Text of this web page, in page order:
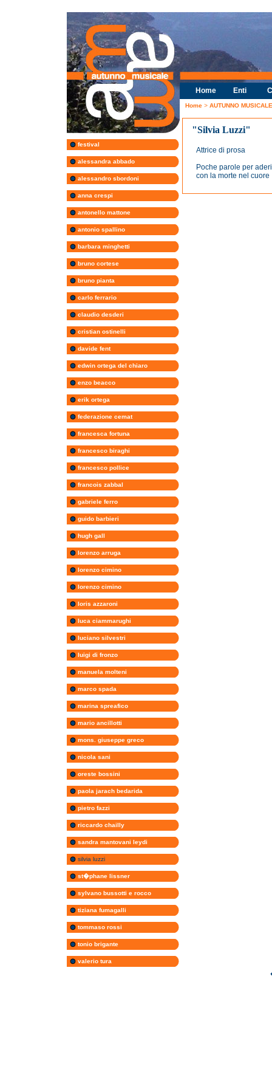
festival
alessandra abbado
alessandro sbordoni
anna crespi
antonello mattone
antonio spallino
barbara minghetti
bruno cortese
bruno pianta
carlo ferrario
claudio desderi
cristian ostinelli
davide fent
edwin ortega del chiaro
enzo beacco
erik ortega
federazione cemat
francesca fortuna
francesco biraghi
francesco pollice
francois zabbal
gabriele ferro
guido barbieri
hugh gall
lorenzo arruga
lorenzo cimino
lorenzo cimino
loris azzaroni
luca ciammarughi
luciano silvestri
luigi di fronzo
manuela molteni
marco spada
marina spreafico
mario ancillotti
mons. giuseppe greco
nicola sani
oreste bossini
paola jarach bedarida
pietro fazzi
riccardo chailly
sandra mantovani leydi
silvia luzzi
st�phane lissner
sylvano bussotti e rocco
tiziana fumagalli
tommaso rossi
tonio brigante
valerio tura
Home Enti
Home > AUTUNNO
"Silvia Luzzi"
Attrice di prosa
Poche parole per
con la morte nel cuore